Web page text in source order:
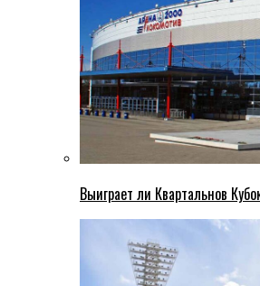
Выиграет ли Квартальнов